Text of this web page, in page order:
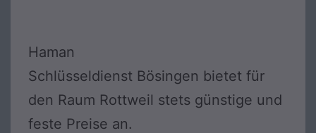
Haman
Schlüsseldienst Bösingen bietet für
den Raum Rottweil stets günstige und
feste Preise an.